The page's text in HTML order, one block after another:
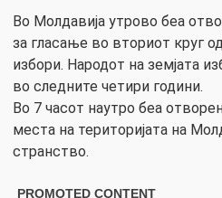
Во Молдавија утрово беа
за гласање во вториот круг
избори. Народот на земјата
во следните четири години.
Во 7 часот наутро беа
места на територијата на
странство.